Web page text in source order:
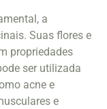
a
Suas flores e
propriedades
ser utilizada
acne e
e